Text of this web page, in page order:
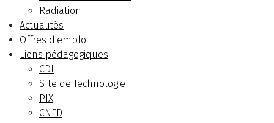
Radiation
Actualités
Offres d'emploi
Liens pédagogiques
CDI
SIte de Technologie
PIX
CNED